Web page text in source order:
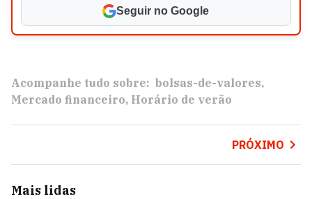
Seguir no Google
Acompanhe tudo sobre: bolsas-de-valores
Mercado financeiro Horário de verão
PRÓXIMO
Mais lidas